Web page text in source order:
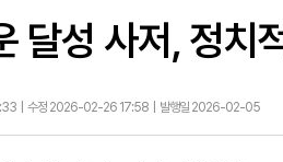
달성 사저, 정치
| 수정 2026-02-26 17:58 | 발행일 2026-02-05